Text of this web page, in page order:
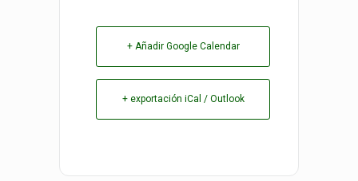
+ Añadir Google Calendar
+ exportación iCal / Outlook